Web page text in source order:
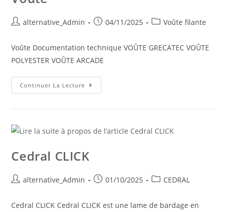
alternative_Admin 04/11/2025 Voûte filante
Voûte Documentation technique VOÛTE GRECATEC VOÛTE
POLYESTER VOÛTE ARCADE
Continuer La Lecture
Cedral CLICK
alternative_Admin 01/10/2025 CEDRAL
Cedral CLICK Cedral CLICK est une lame de bardage en